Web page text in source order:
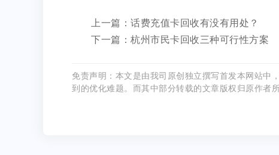
上一篇：话费充值卡回收有没有用处？
下一篇：杭州市民卡回收三种可行性方案
免责声明：本文是由我司原创独立撰写首发本网站中
到的优化难题。而其中部分转载的文章版权归原作者